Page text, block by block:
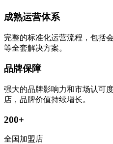
成熟运营体系
完整的标准化运营流程，包括
等全套解决方案。
品牌保障
强大的品牌影响力和市场认可
店，品牌价值持续增长。
200+
全国加盟店